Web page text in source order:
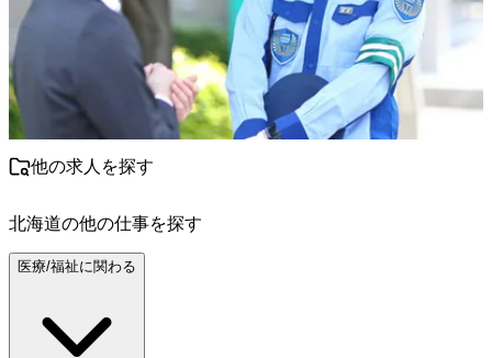
他の求人を探す
北海道の他の仕事を探す
医療/福祉に関わる